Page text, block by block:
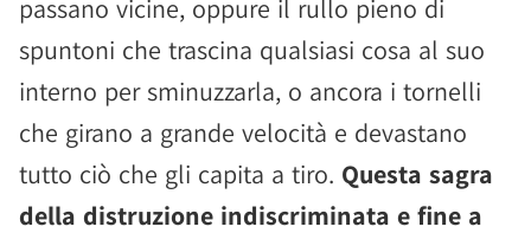
passano vicine, oppure il rullo pieno di
spuntoni che trascina qualsiasi cosa al suo
interno per sminuzzarla, o ancora i tornelli
che girano a grande velocità e devastano
tutto ciò che gli capita a tiro. Questa sagra
della distruzione indiscriminata e fine a